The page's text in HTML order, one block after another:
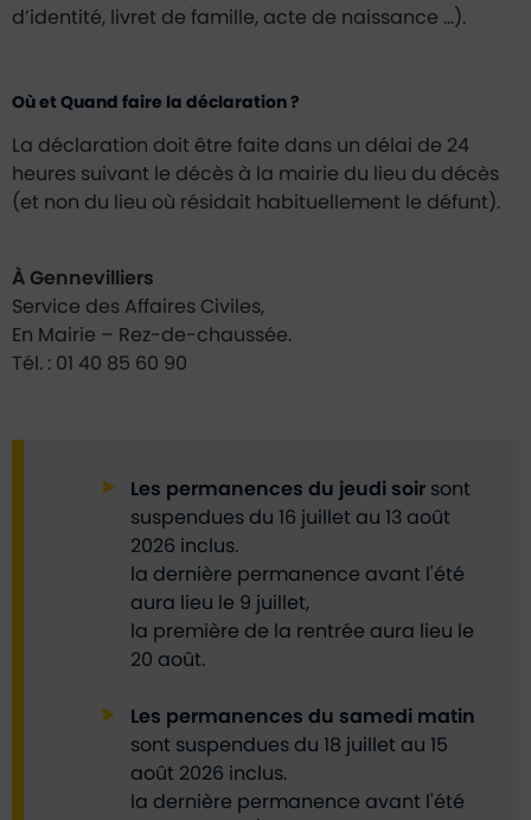
d’identité, livret de famille, acte de naissance …).
Où et Quand faire la déclaration ?
La déclaration doit être faite dans un délai de 24
heures suivant le décès à la mairie du lieu du décès
(et non du lieu où résidait habituellement le défunt).
À Gennevilliers
Service des Affaires Civiles,
En Mairie – Rez-de-chaussée.
Tél. : 01 40 85 60 90
Les permanences du jeudi soir sont
suspendues du 16 juillet au 13 août
2026 inclus.
la dernière permanence avant l'été
aura lieu le 9 juillet,
la première de la rentrée aura lieu le
20 août.
Les permanences du samedi matin
sont suspendues du 18 juillet au 15
août 2026 inclus.
la dernière permanence avant l'été